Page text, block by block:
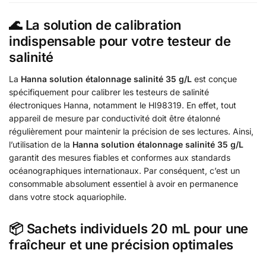
🌊 La solution de calibration
indispensable pour votre testeur de
salinité
La Hanna solution étalonnage salinité 35 g/L est conçue
spécifiquement pour calibrer les testeurs de salinité
électroniques Hanna, notamment le HI98319. En effet, tout
appareil de mesure par conductivité doit être étalonné
régulièrement pour maintenir la précision de ses lectures. Ainsi,
l’utilisation de la Hanna solution étalonnage salinité 35 g/L
garantit des mesures fiables et conformes aux standards
océanographiques internationaux. Par conséquent, c’est un
consommable absolument essentiel à avoir en permanence
dans votre stock aquariophile.
📦 Sachets individuels 20 mL pour une
fraîcheur et une précision optimales